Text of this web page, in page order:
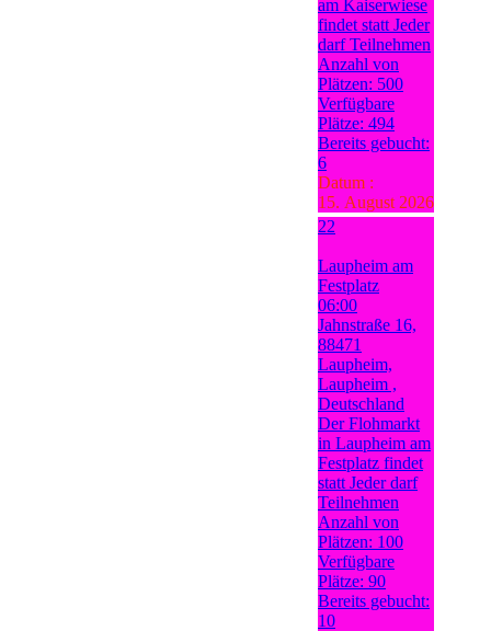
am Kaiserwiese
findet statt Jeder
darf Teilnehmen
Anzahl von
Plätzen: 500
Verfügbare
Plätze: 494
Bereits gebucht:
6
Datum :
15. August 2026
22
Laupheim am
Festplatz
06:00
Jahnstraße 16,
88471
Laupheim,
Laupheim ,
Deutschland
Der Flohmarkt
in Laupheim am
Festplatz findet
statt Jeder darf
Teilnehmen
Anzahl von
Plätzen: 100
Verfügbare
Plätze: 90
Bereits gebucht:
10